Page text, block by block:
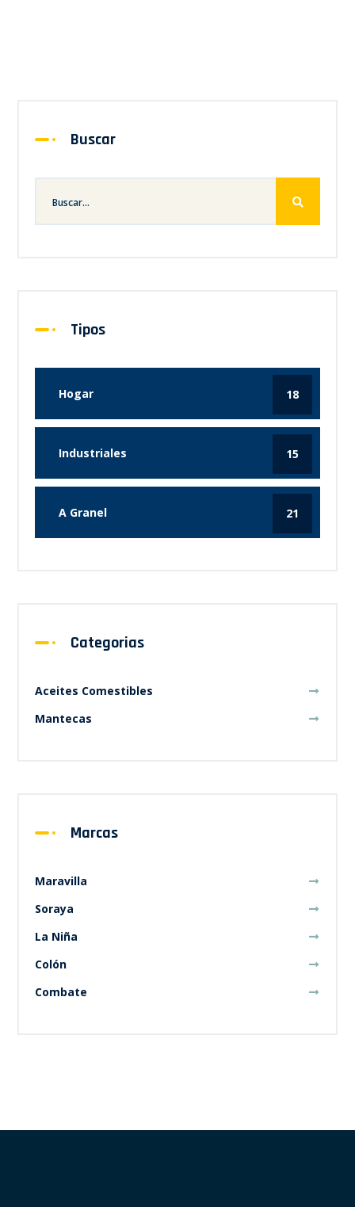
Buscar
Tipos
Hogar 18
Industriales 15
A Granel 21
Categorias
Aceites Comestibles
Mantecas
Marcas
Maravilla
Soraya
La Niña
Colón
Combate